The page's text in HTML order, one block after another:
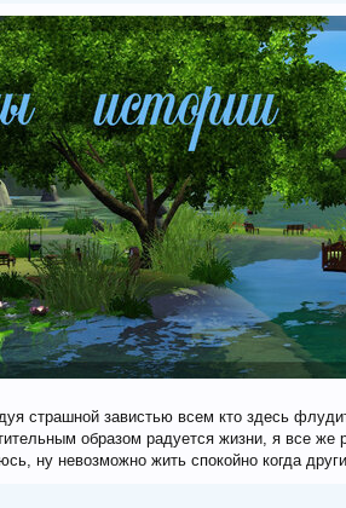
страшной завистью всем кто здесь
образом радуется жизни, я все же
ну невозможно жить спокойно когда